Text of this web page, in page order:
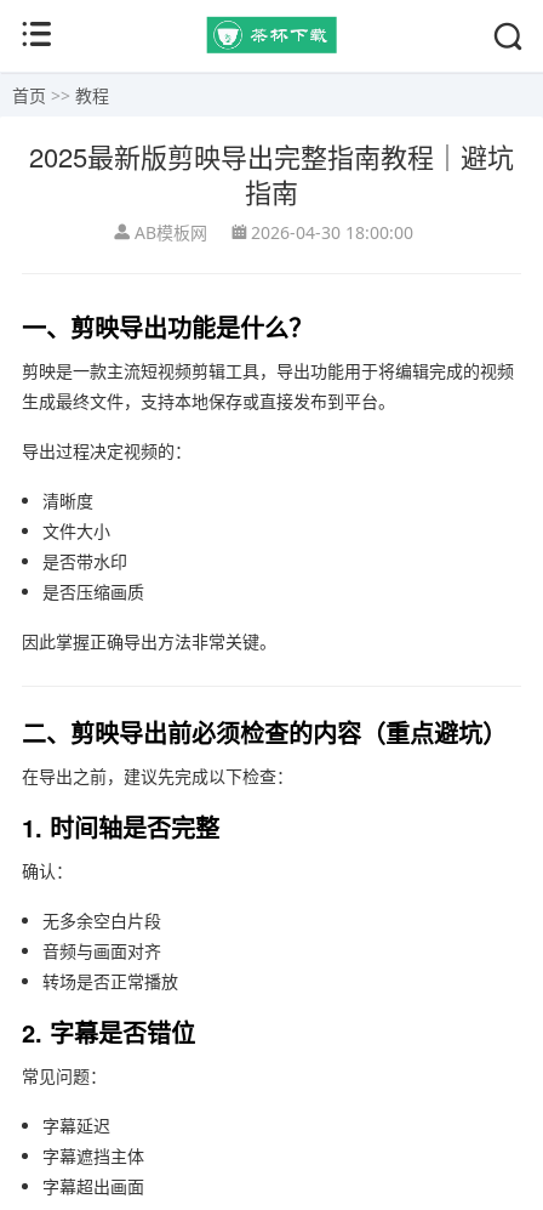
首页 >> 教程
2025最新版剪映导出完整指南教程｜避坑
指南
AB模板网 2026-04-30 18:00:00
一、剪映导出功能是什么？
剪映是一款主流短视频剪辑工具，导出功能用于将编辑完成的视频
生成最终文件，支持本地保存或直接发布到平台。
导出过程决定视频的：
清晰度
文件大小
是否带水印
是否压缩画质
因此掌握正确导出方法非常关键。
二、剪映导出前必须检查的内容（重点避坑）
在导出之前，建议先完成以下检查：
1. 时间轴是否完整
确认：
无多余空白片段
音频与画面对齐
转场是否正常播放
2. 字幕是否错位
常见问题：
字幕延迟
字幕遮挡主体
字幕超出画面